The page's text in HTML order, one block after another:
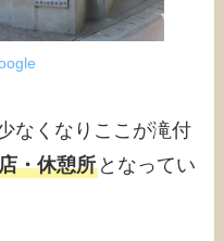
なくなりここが滝付
・休憩所 となってい